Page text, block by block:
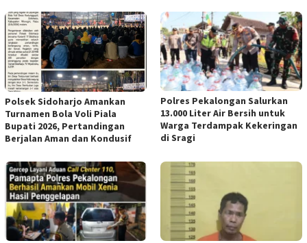
Polsek Sidoharjo Amankan
Turnamen Bola Voli Piala
Bupati 2026, Pertandingan
Berjalan Aman dan Kondusif
Polres Pekalongan Salurkan
13.000 Liter Air Bersih untuk
Warga Terdampak Kekeringan
di Sragi